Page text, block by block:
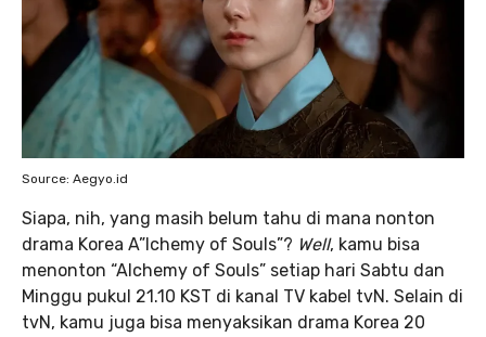
Source: Aegyo.id
Siapa, nih, yang masih belum tahu di mana nonton
drama Korea A”lchemy of Souls”? Well, kamu bisa
menonton “Alchemy of Souls” setiap hari Sabtu dan
Minggu pukul 21.10 KST di kanal TV kabel tvN. Selain di
tvN, kamu juga bisa menyaksikan drama Korea 20